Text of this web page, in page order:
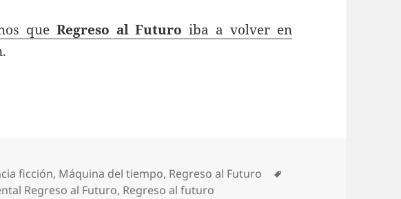
que Regreso al Futuro iba a volver en
ficción, Máquina del tiempo, Regreso al Futuro
Regreso al Futuro, Regreso al futuro